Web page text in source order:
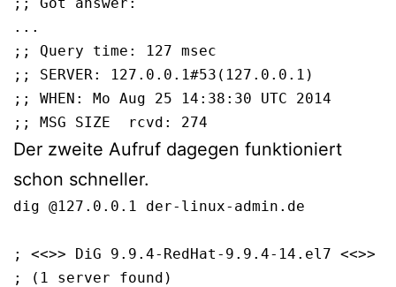
...
;; Query time: 127 msec
;; SERVER: 127.0.0.1#53(127.0.0.1)
;; WHEN: Mo Aug 25 14:38:30 UTC 2014
Der zweite Aufruf dagegen funktioniert
schon schneller.
dig @127.0.0.1 der-linux-admin.de
; <<>> DiG 9.9.4-RedHat-9.9.4-14.el7 <<>>
; (1 server found)